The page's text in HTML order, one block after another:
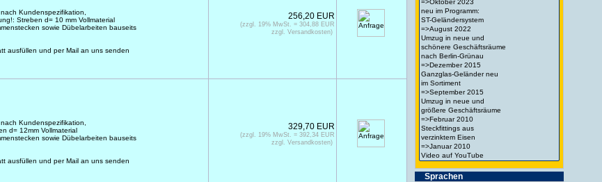
Kundenspezifikation,
Streben d= 10 mm Vollmaterial
sowie Dübelarbeiten bauseits
ausfüllen und per Mail an uns senden
256,20 EUR
(zzgl. 19% MwSt. = 304,88 EUR
zzgl. Versandkosten)
Kundenspezifikation,
d= 12mm Vollmaterial
sowie Dübelarbeiten bauseits
ausfüllen und per Mail an uns senden
329,70 EUR
(zzgl. 19% MwSt. = 392,34 EUR
zzgl. Versandkosten)
Spra­chen